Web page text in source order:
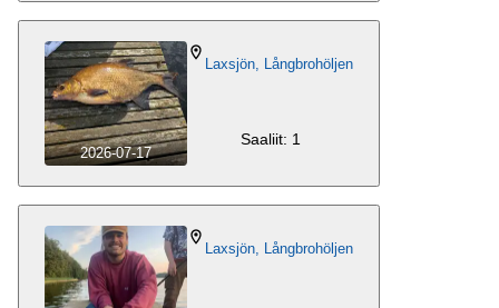
2026-07-17
Laxsjön, Långbrohöljen
Saaliit: 1
Laxsjön, Långbrohöljen